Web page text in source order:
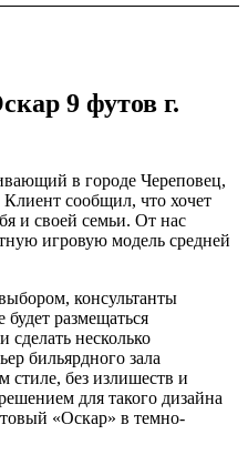
9 футов г.
в городе Череповец,
Клиент сообщил, что хочет
и своей семьи. От нас
игровую модель средней
консультанты
размещаться
сделать несколько
бильярдного зала
стиле, без излишеств и
для такого дизайна
«Оскар» в темно-